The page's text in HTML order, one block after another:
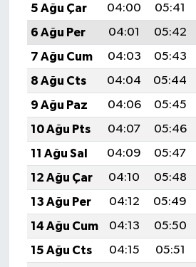
5 Ağu Çar
04:00 05:41
6 Ağu Per
04:01 05:42
7 Ağu Cum
04:03 05:43
8 Ağu Cts
04:04 05:44
9 Ağu Paz
04:06 05:45
10 Ağu Pts
04:07 05:46
11 Ağu Sal
04:09 05:47
12 Ağu Çar
04:10 05:48
13 Ağu Per
04:12 05:49
14 Ağu Cum
04:13 05:50
15 Ağu Cts
04:15 05:51